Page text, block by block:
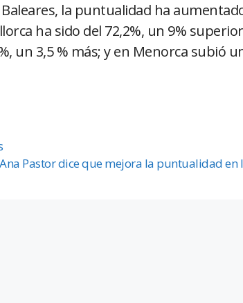
Baleares, la puntualidad ha
ha sido del 72,2%, un 9%
un 3,5 % más; y en Menorca subió
Pastor dice que mejora la puntualidad en